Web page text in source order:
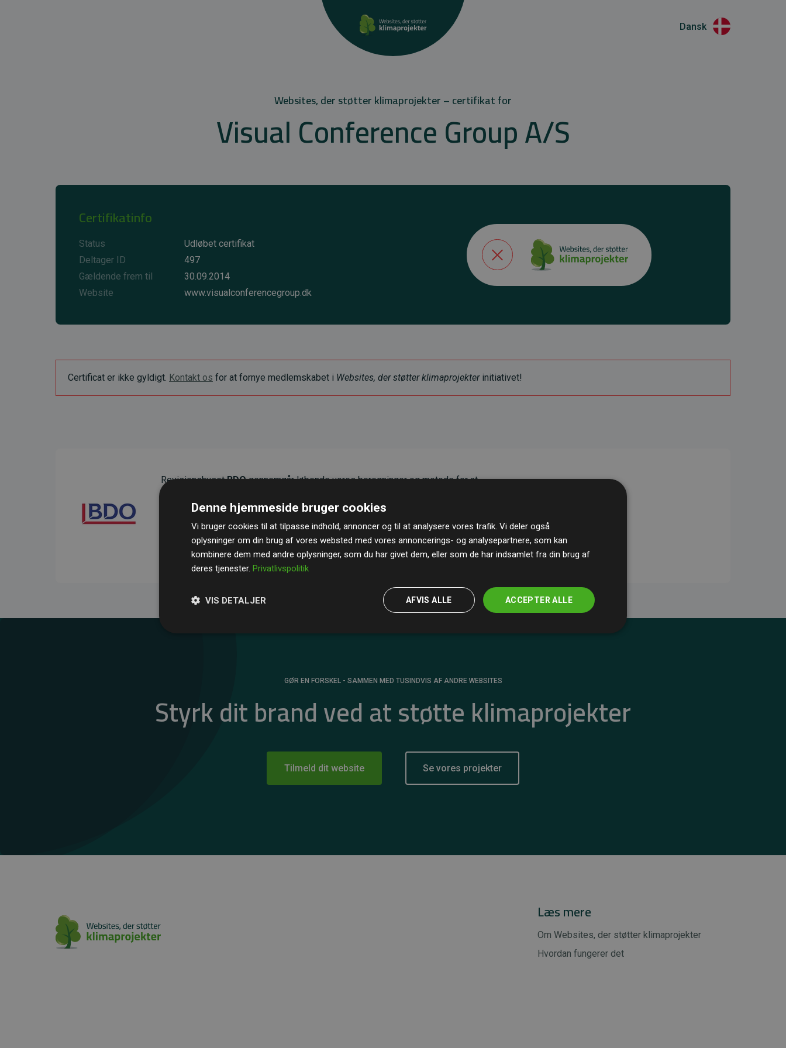
Dansk
Websites, der støtter klimaprojekter – certifikat for
Visual Conference Group A/S
Certifikatinfo
Status
Udløbet certifikat
Deltager ID
497
Gældende frem til
30.09.2014
Website
www.visualconferencegroup.dk
Certificat er ikke gyldigt. Kontakt os for at fornye medlemskabet i Websites, der støtter klimaprojekterinitiativet!
RevisionshusetBDOgennemgår løbende vores beregninger og metode for at
gennemsnit kompenserer for
200% af medlemmernes websites estimerede
CO₂-udledninger .
GØR EN FORSKEL - SAMMEN MED TUSINDVIS AF ANDRE WEBSITES
Styrk dit brand ved at støtte klimaprojekter
Tilmeld dit website Se vores projekter
Læs mere
Om Websites, der støtter klimaprojekter
Hvordan fungerer det
Denne hjemmeside bruger cookies
Vi bruger cookies til at tilpasse indhold, annoncer og til at analysere vores trafik. Vi deler også
oplysninger om din brug af vores websted med vores annoncerings- og analysepartnere, som kan
kombinere dem med andre oplysninger, som du har givet dem, eller som de har indsamlet fra din brug af
deres tjenester. Privatlivspolitik
ACCEPTER ALLE
AFVIS ALLE
VIS DETALJER